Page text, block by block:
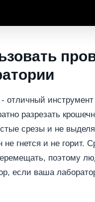
отличный
разрезать
срезы и не
гнется и не
поэтому
если ваша